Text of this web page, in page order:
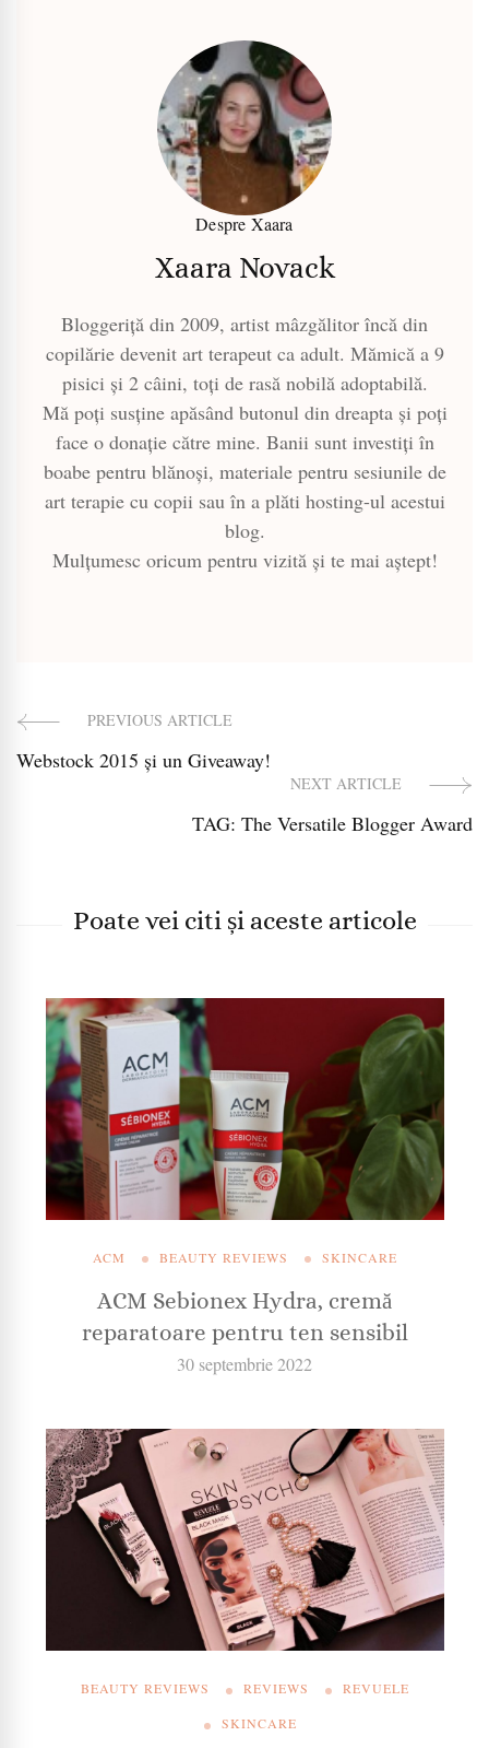
Despre Xaara
Xaara Novack
Bloggeriță din 2009, artist mâzgălitor încă din
copilărie devenit art terapeut ca adult. Mămică a 9
pisici și 2 câini, toți de rasă nobilă adoptabilă.
Mă poți susține apăsând butonul din dreapta și poți
face o donație către mine. Banii sunt investiți în
boabe pentru blănoși, materiale pentru sesiunile de
art terapie cu copii sau în a plăti hosting-ul acestui
blog.
Mulțumesc oricum pentru vizită și te mai aștept!
PostPREVIOUS ARTICLE
Webstock 2015 și un Giveaway!
NEXT ARTICLE
TAG: The Versatile Blogger Award
Poate vei citi și aceste articole
ACM BEAUTY REVIEWS SKINCARE
ACM Sebionex Hydra, cremă
reparatoare pentru ten sensibil
30 septembrie 2022
BEAUTY REVIEWS REVIEWS
REVUELE
SKINCARE